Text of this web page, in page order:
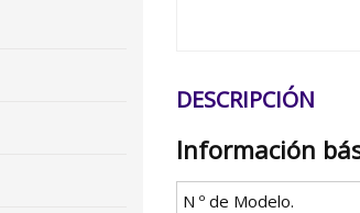
DESCRIPCIÓN
Información
N º de Modelo.